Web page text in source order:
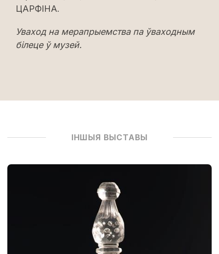
ЦАРФІНА.
Уваход на мерапрыемства па ўваходным
білеце ў музей.
ІНШЫЯ ВЫСТАВЫ